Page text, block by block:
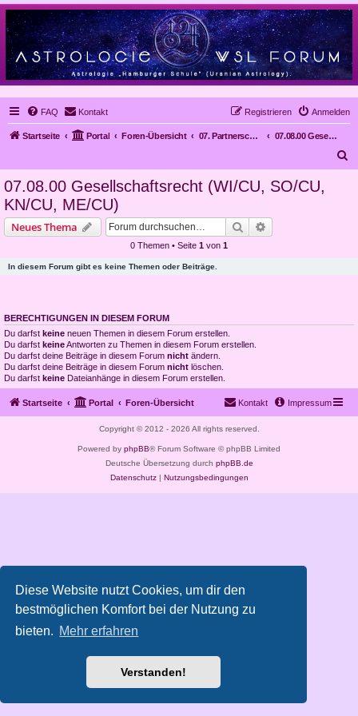
Diese Website nutzt Cookies, um dir den
bestmöglichen Komfort bei der Nutzung zu
bieten. Mehr erfahren
Verstanden!
FAQ Kontakt Anmelden
Registrieren
Startseite Portal Foren-Übersicht 07. Partnerschaften
07.08.00 Gesellschaftsrecht (WI/CU, SO/CU, KN/CU, ME/CU)
07.08.00 Gesellschaftsrecht (WI/CU, SO/CU,
KN/CU, ME/CU)
Neues Thema Suche
0 Themen • Seite 1 von 1
In diesem Forum gibt es keine Themen oder Beiträge.
BERECHTIGUNGEN IN DIESEM FORUM
Du darfst keine neuen Themen in diesem Forum erstellen.
Du darfst keineAntworten zu Themen in diesem Forum erstellen.
Du darfst deine Beiträge in diesem Forum nicht ändern.
Du darfst deine Beiträge in diesem Forum nicht löschen.
Du darfst keine Dateianhänge in diesem Forum erstellen.
Startseite Portal Foren-Übersicht Impressum
Kontakt
Copyright © 2012 - 2026 All rights reserved.
Powered by phpBB® Forum Software © phpBB Limited
Deutsche Übersetzung durch phpBB.de
Datenschutz| Nutzungsbedingungen